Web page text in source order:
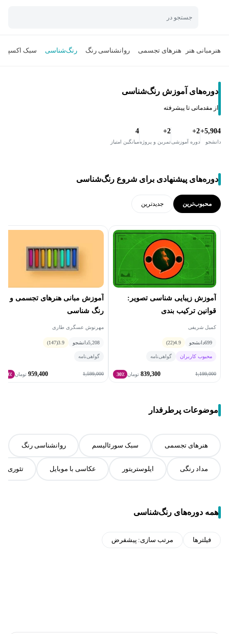
جستجو در
هنر مبانی هنر هنرهای تجسمی روانشناسی رنگ رنگ‌شناسی سبک
دوره‌های آموزش رنگ‌شناسی
از مقدماتی تا پیشرفته
5,904+
دانشجو
2+
دوره آموزشی
2+
تمرین و پروژه
4
میانگین امتیاز
دوره‌های پیشنهادی برای شروع رنگ‌شناسی
محبوب‌ترین جدید‌ترین
آموزش زیبایی شناسی تصویر:
قوانین ترکیب بندی
کمیل شریفی
699دانشجو 4.9
(22)
محبوب کاربران گواهی‌نامه
1,199,000
839,300 تومان 30٪
آموزش مبانی هنرهای تجسمی و
رنگ شناسی
مهرنوش عسگری طاری
5,208دانشجو 3.9
(147)
گواهی‌نامه
1,599,000
959,400 تومان 40٪
موضوعات پرطرفدار
هنرهای تجسمی سبک سورئالیسم روانشناسی رنگ
مداد رنگی ایلوستریتور عکاسی با موبایل تئوری
همه دوره‌های رنگ‌شناسی
فیلترها مرتب سازی: پیشفرض